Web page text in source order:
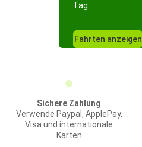
Tag
Fahrten anzeigen
Sichere Zahlung
Verwende Paypal, ApplePay,
Visa und internationale
Karten